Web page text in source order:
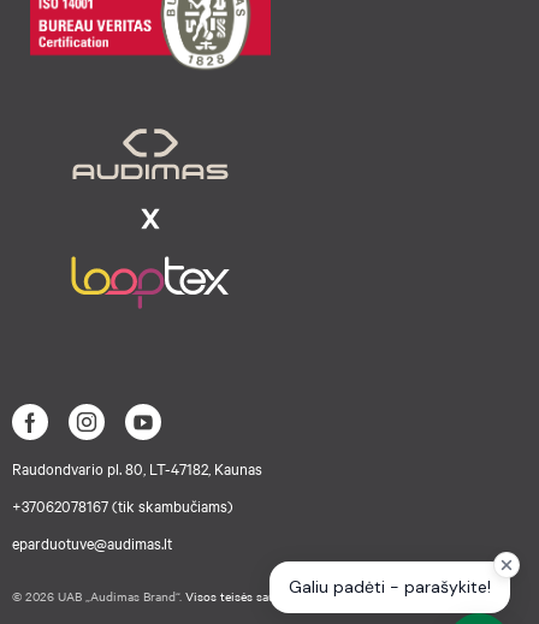
Raudondvario pl. 80, LT-47182, Kaunas
+37062078167 (tik skambučiams)
eparduotuve@audimas.lt
© 2026 UAB „Audimas Brand“. Visos teisės saugomos.